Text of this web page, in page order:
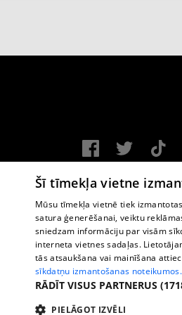
Vortal assistance
Copyright © 2004-
All rights reserved.
Šī tīmekļa vietne
Mūsu tīmekļa vietnē tiek
satura ģenerēšanai, veiktu
sniedzam informāciju par visām
interneta vietnes sadaļas.
tās atsaukšana vai mainīšana
sīkdatņu izmantošanas noteikumos.
RĀDĪT VISUS PARTNERUS
PIELĀGOT IZVĒLI